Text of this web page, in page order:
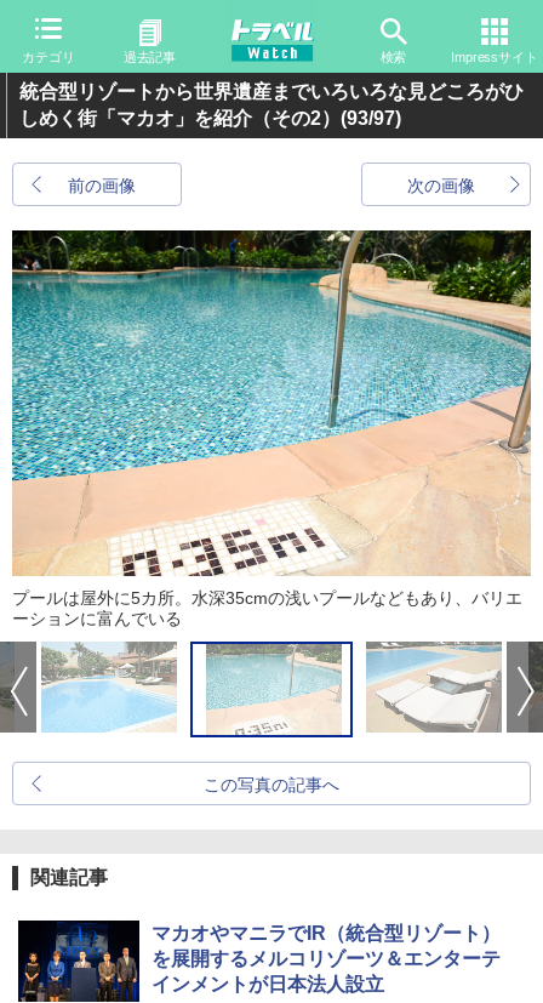
カテゴリ 過去記事 検索 Impressサイト
統合型リゾートから世界遺産までいろいろな見どころがひ
しめく街「マカオ」を紹介（その2） (93/97)
前の画像 次の画像
プールは屋外に5カ所。水深35cmの浅いプールなどもあり、バリエ
ーションに富んでいる
この写真の記事へ
関連記事
マカオやマニラでIR（統合型リゾート）
を展開するメルコリゾーツ＆エンターテ
インメントが日本法人設立